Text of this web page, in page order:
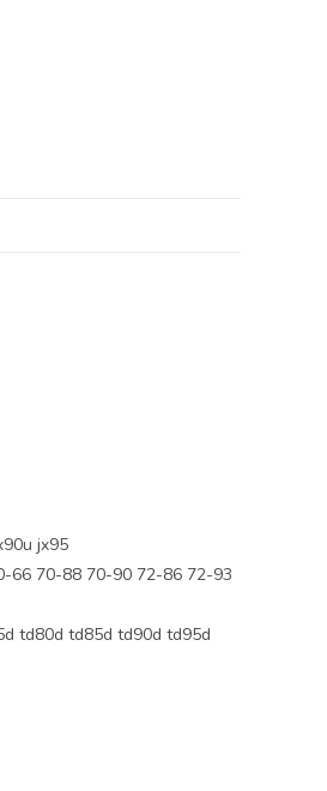
jx95
66 70-88 70-90 72-86 72-93
td80d td85d td90d td95d